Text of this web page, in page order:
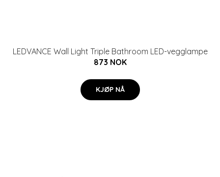
LEDVANCE Wall Light Triple Bathroom LED-vegglampe
873 NOK
KJØP NÅ